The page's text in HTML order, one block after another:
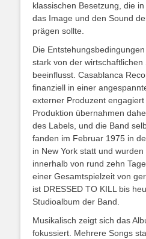
klassischen Besetzung, die
das Image und den Sound
prägen sollte.
Die
stark von der
beeinflusst. Casablanca
finanziell in einer
externer Produzent
Produktion übernahmen
des Labels, und die Band
fanden im Februar 1975 in
in New York statt und
innerhalb von rund zehn
einer Gesamtspielzeit von
ist DRESSED TO KILL bis
Studioalbum der Band.
Musikalisch zeigt sich das
fokussiert. Mehrere Songs